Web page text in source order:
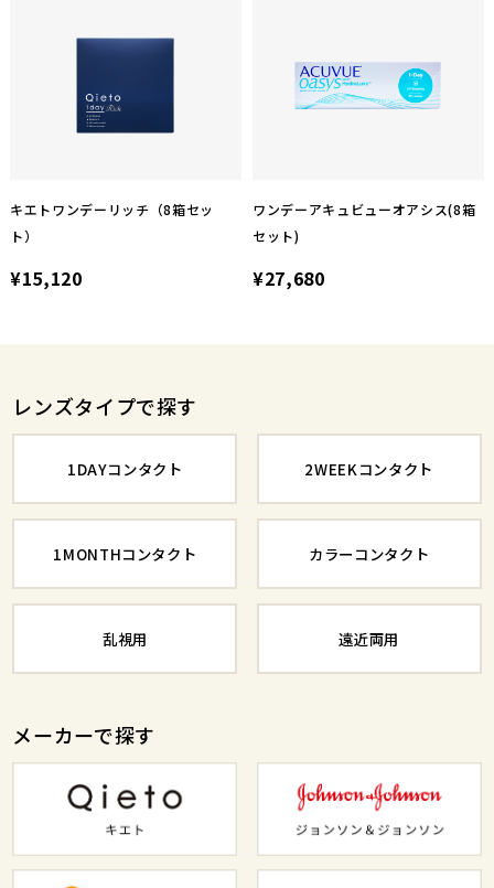
キエトワンデーリッチ（8箱セッ
ト）
¥15,120
ワンデーアキュビューオアシス(8箱
セット)
¥27,680
レンズタイプで探す
1DAYコンタクト 2WEEKコンタクト
1MONTHコンタクト カラーコンタクト
乱視用 遠近両用
メーカーで探す